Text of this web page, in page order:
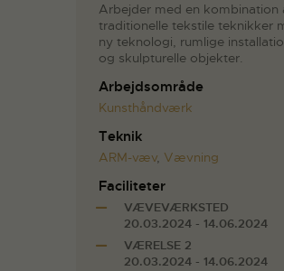
Arbejder med en kombination
traditionelle tekstile teknikker
ny teknologi, rumlige
og skulpturelle objekter.
Arbejdsområde
Kunsthåndværk
Teknik
ARM-væv, Vævning
Faciliteter
VÆVEVÆRKSTED
20.03.2024 - 14.06.2024
VÆRELSE 2
20.03.2024 - 14.06.2024